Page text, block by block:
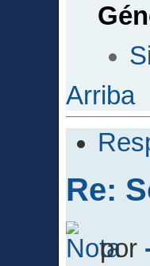
Arriba
Re:
por